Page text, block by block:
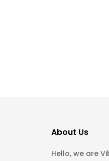
About Us
Hello, we are